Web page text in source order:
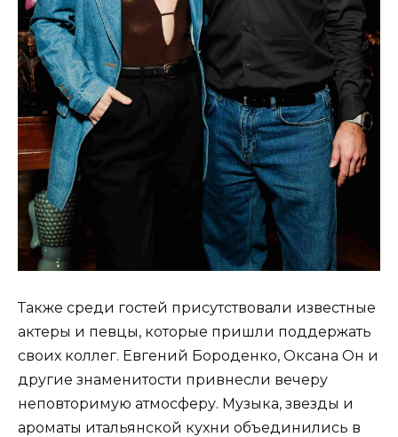
Также среди гостей присутствовали известные
актеры и певцы, которые пришли поддержать
своих коллег. Евгений Бороденко, Оксана Он и
другие знаменитости привнесли вечеру
неповторимую атмосферу. Музыка, звезды и
ароматы итальянской кухни объединились в